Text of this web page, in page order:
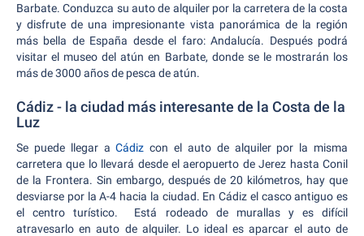
Barbate. Conduzca su auto de alquiler por la carretera de la costa
y disfrute de una impresionante vista panorámica de la región
más bella de España desde el faro: Andalucía. Después podrá
visitar el museo del atún en Barbate, donde se le mostrarán los
más de 3000 años de pesca de atún.
Cádiz - la ciudad más interesante de la Costa de la
Luz
Se puede llegar aCádizcon el auto de alquiler por la misma
carretera que lo llevará desde el aeropuerto de Jerez hasta Conil
de la Frontera. Sin embargo, después de 20 kilómetros, hay que
desviarse por la A-4 hacia la ciudad. En Cádiz el casco antiguo es
el centro turístico. Está rodeado de murallas y es difícil
atravesarlo en auto de alquiler. Lo ideal es aparcar el auto de